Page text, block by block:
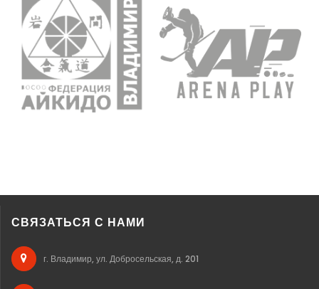
СВЯЗАТЬСЯ С НАМИ
г. Владимир, ул. Добросельская, д. 201